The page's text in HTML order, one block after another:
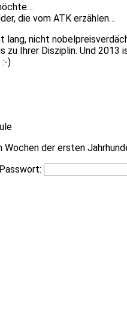
die vom ATK erzählen…
nicht
Ihrer Disziplin. Und
:-)
der ersten
Passwort: